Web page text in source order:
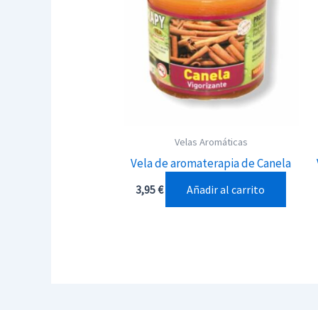
Velas Aromáticas
Vela de aromaterapia de Canela
3,95€ Añadir al carrito